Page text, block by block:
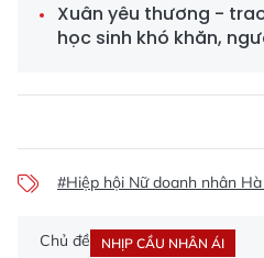
Xuân yêu thương -
học sinh khó khăn,
#Hiệp hội Nữ doanh nhân
Chủ đề NHỊP CẦU NHÂN ÁI